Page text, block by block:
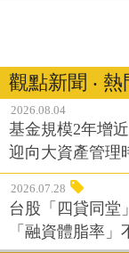
觀點新聞 ‧
2026.08.04
基金規模2年增
迎向大資產管理
2026.07.28
台股「四貸同堂
「融資體脂率」